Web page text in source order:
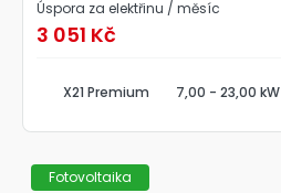
Úspora za elektřinu / měsíc
3 051 Kč
X21 Premium 7,00 - 23,00 kW
Fotovoltaika